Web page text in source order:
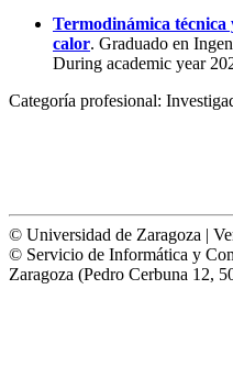
Termodinámica técnica
calor. Graduado en
During academic year
Categoría profesional:
© Universidad de Zaragoza |
© Servicio de Informática y
Zaragoza (Pedro Cerbuna